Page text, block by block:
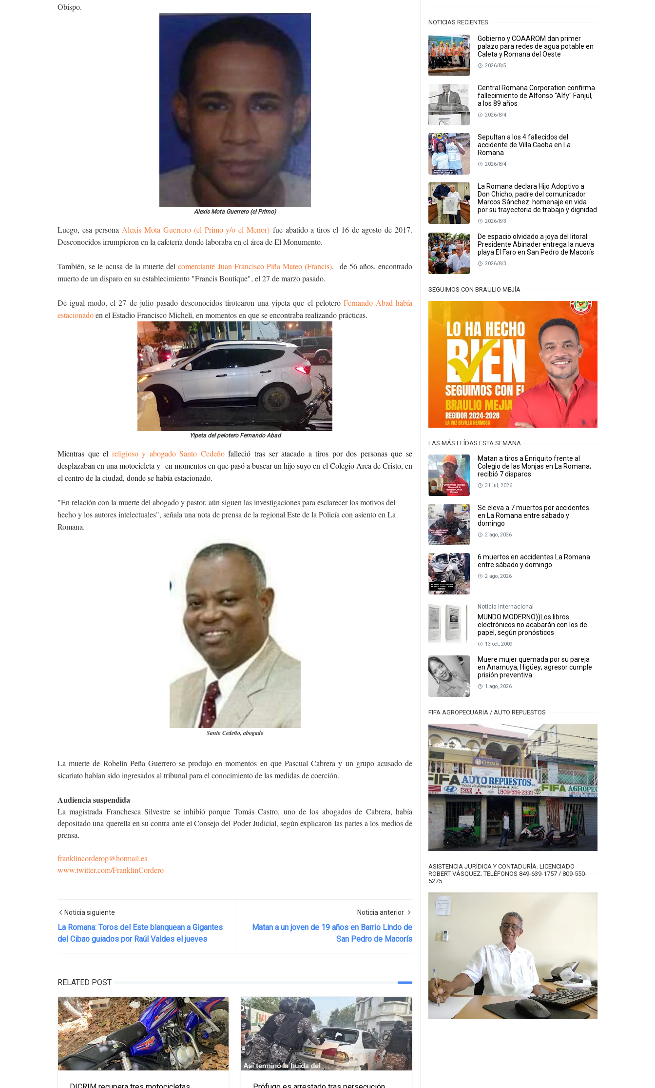
Obispo.
Alexis Mota Guerrero (el Primo)
Luego, esa persona Alexis Mota Guerrero (el Primo y/o el Menor) fue abatido a tiros el 16 de agosto de 2017.
Desconocidos irrumpieron en la cafetería donde laboraba en el área de El Monumento.
También, se le acusa de la muerte delcomerciante Juan Francisco Piña Mateo (Francis), de 56 años, encontrado
muerto de un disparo en su establecimiento "Francis Boutique", el 27 de marzo pasado.
De igual modo, el 27 de julio pasado desconocidos tirotearon una yipeta que el pelotero Fernando Abad había
estacionadoen el Estadio Francisco Micheli, en momentos en que se encontraba realizando prácticas.
Yipeta del pelotero Fernando Abad
Mientras que el religioso y abogado Santo Cedeñofalleció tras ser atacado a tiros por dos personas que se
desplazaban en una motocicleta y en momentos en que pasó a buscar un hijo suyo en el Colegio Arca de Cristo, en
el centro de la ciudad, donde se había estacionado.
"En relación con la muerte del abogado y pastor, aún siguen las investigaciones para esclarecer los motivos del
hecho y los autores intelectuales", señala una nota de prensa de la regional Este de la Policía con asiento en La
Romana.
Santo Cedeño, abogado
La muerte de Robelin Peña Guerrero se produjo en momentos en que Pascual Cabrera y un grupo acusado de
sicariato habían sido ingresados al tribunal para el conocimiento de las medidas de coerción.
Audiencia suspendida
La magistrada Franchesca Silvestre se inhibió porque Tomás Castro, uno de los abogados de Cabrera, había
depositado una querella en su contra ante el Consejo del Poder Judicial, según explicaron las partes a los medios de
prensa.
franklincorderop@hotmail.es
www.twitter.com/FranklinCordero
Noticia siguiente
La Romana: Toros del Este blanquean a Gigantes
del Cibao guiados por Raúl Valdes el jueves
Noticia anterior
Matan a un joven de 19 años en Barrio Lindo de
San Pedro de Macorís
RELATED POST
NOTICIAS RECIENTES
Gobierno y COAAROM dan primer
palazo para redes de agua potable en
Caleta y Romana del Oeste
2026/8/5
Central Romana Corporation confirma
fallecimiento de Alfonso "Alfy" Fanjul,
a los 89 años
2026/8/4
Sepultan a los 4 fallecidos del
accidente de Villa Caoba en La
Romana
2026/8/4
La Romana declara Hijo Adoptivo a
Don Chicho, padre del comunicador
Marcos Sánchez: homenaje en vida
por su trayectoria de trabajo y dignidad
2026/8/3
De espacio olvidado a joya del litoral:
Presidente Abinader entrega la nueva
playa El Faro en San Pedro de Macorís
2026/8/3
SEGUIMOS CON BRAULIO MEJÍA
LAS MÁS LEÍDAS ESTA SEMANA
Matan a tiros a Enriquito frente al
Colegio de las Monjas en La Romana;
recibió 7 disparos
31 jul, 2026
Se eleva a 7 muertos por accidentes
en La Romana entre sábado y
domingo
2 ago, 2026
6 muertos en accidentes La Romana
entre sábado y domingo
2 ago, 2026
Noticia Internacional
MUNDO MODERNO))Los libros
electrónicos no acabarán con los de
papel, según pronósticos
13 oct, 2009
Muere mujer quemada por su pareja
en Anamuya, Higüey; agresor cumple
prisión preventiva
1 ago, 2026
FIFA AGROPECUARIA / AUTO REPUESTOS
ASISTENCIA JURÍDICA Y CONTADURÍA. LICENCIADO
ROBERT VÁSQUEZ. TELÉFONOS 849-639-1757 / 809-550-
5275